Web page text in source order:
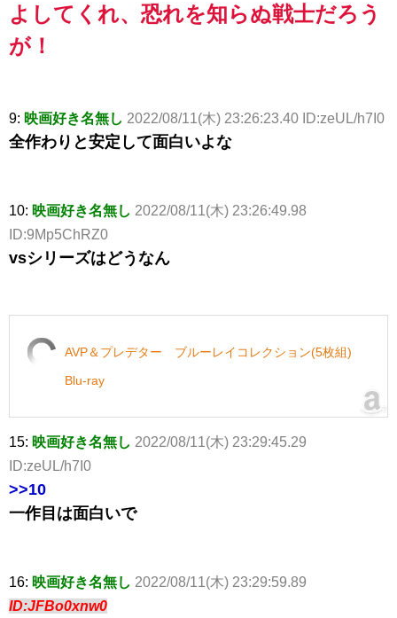
よしてくれ、恐れを知らぬ戦士だろう
が！
9: 映画好き名無し 2022/08/11(木) 23:26:23.40 ID:zeUL/h7I0
全作わりと安定して面白いよな
10: 映画好き名無し 2022/08/11(木) 23:26:49.98
ID:9Mp5ChRZ0
vsシリーズはどうなん
AVP＆プレデター ブルーレイコレクション(5枚組)
Blu-ray
15: 映画好き名無し 2022/08/11(木) 23:29:45.29
ID:zeUL/h7I0
>>10
一作目は面白いで
16: 映画好き名無し 2022/08/11(木) 23:29:59.89
ID:JFBo0xnw0